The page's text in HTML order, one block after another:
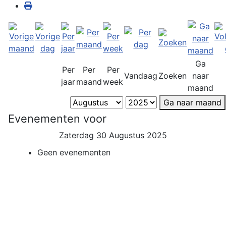
Per
jaar
Per
maand
Per
week
Vandaag Zoeken
Ga
naar
maand
Ga naar maand
Evenementen voor
Zaterdag 30 Augustus 2025
Geen evenementen